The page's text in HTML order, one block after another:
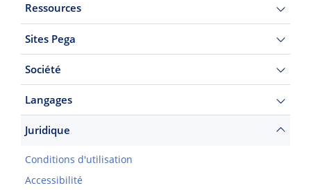
Ressources
Sites Pega
Société
Langages
Juridique
Conditions d'utilisation
Accessibilité